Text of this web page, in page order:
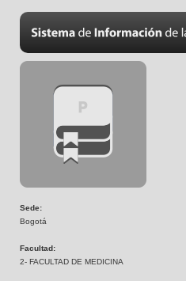
Sede:
Bogotá
Facultad:
2- FACULTAD DE MEDICINA